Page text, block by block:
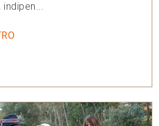
indipen...